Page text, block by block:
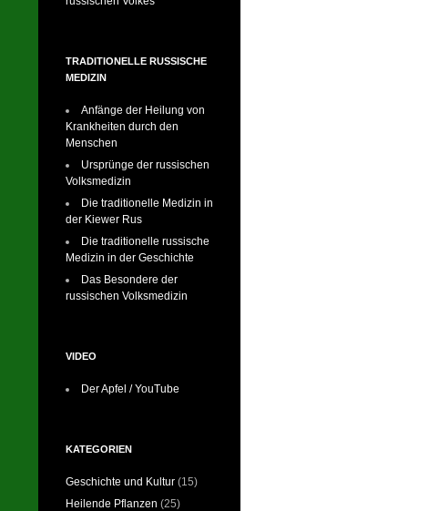
TRADITIONELLE RUSSISCHE
MEDIZIN
Anfänge der Heilung von
Krankheiten durch den
Menschen
Ursprünge der russischen
Volksmedizin
Die traditionelle Medizin in
der Kiewer Rus
Die traditionelle russische
Medizin in der Geschichte
Das Besondere der
russischen Volksmedizin
VIDEO
Der Apfel / YouTube
KATEGORIEN
Geschichte und Kultur (15)
Heilende Pflanzen (25)